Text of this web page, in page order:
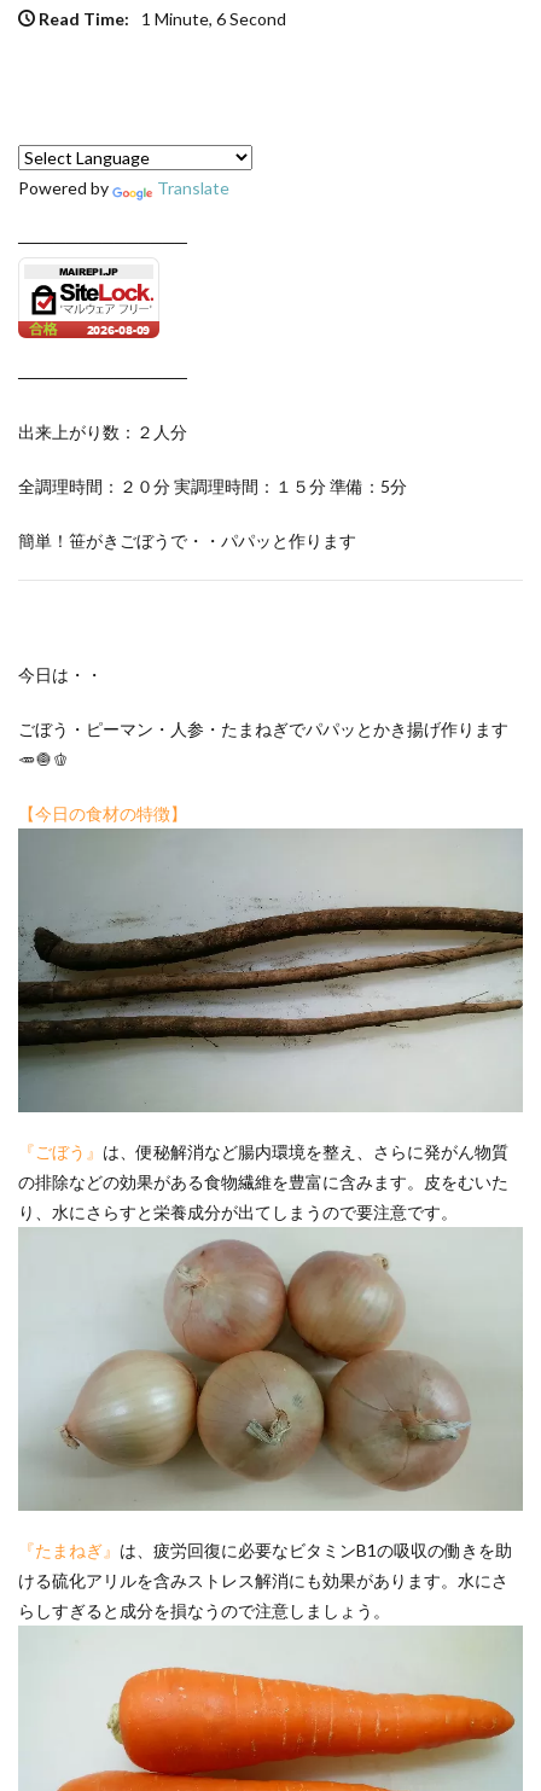
Read Time: 1 Minute, 6 Second
Powered by Translate
──────────────
──────────────
出来上がり数：２人分
全調理時間：２０分 実調理時間：１５分 準備：5分
簡単！笹がきごぼうで・・パパッと作ります
今日は・・
ごぼう・ピーマン・人参・たまねぎでパパッとかき揚げ作ります
🥕🧅🫑
【今日の食材の特徴】
『ごぼう』 は、便秘解消など腸内環境を整え、さらに発がん物質
の排除などの効果がある食物繊維を豊富に含みます。皮をむいた
り、水にさらすと栄養成分が出てしまうので要注意です。
『たまねぎ』 は、疲労回復に必要なビタミンB1の吸収の働きを助
ける硫化アリルを含みストレス解消にも効果があります。水にさ
らしすぎると成分を損なうので注意しましょう。